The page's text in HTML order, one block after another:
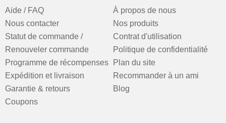
Aide / FAQ
Nous contacter
Statut de commande /
Renouveler commande
Programme de récompenses
Expédition et livraison
Garantie & retours
Coupons
À propos de nous
Nos produits
Contrat d'utilisation
Politique de confidentialité
Plan du site
Recommander à un ami
Blog